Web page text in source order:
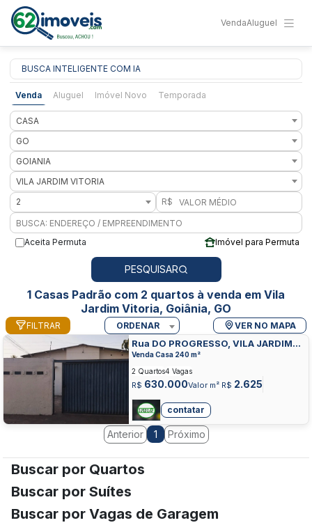
VendaAluguel
BUSCA INTELIGENTE COM IA
Venda Aluguel Imóvel Novo Temporada
CASA
GO
GOIANIA
VILA JARDIM VITORIA
2
R$
Aceita Permuta Imóvel para Permuta
PESQUISAR
1 Casas Padrão com 2 quartos à venda em Vila
Jardim Vitoria, Goiânia, GO
FILTRAR ORDENAR VER NO MAPA
Rua DO PROGRESSO, VILA JARDIM
VITORIA, GOIANIA
Venda Casa 240 m²
R$ 630.000Valor m² R$ 2.625
2 Quartos4 Vagas
contatar
Anterior 1 Próximo
Buscar por Quartos
Buscar por Suítes
Buscar por Vagas de Garagem